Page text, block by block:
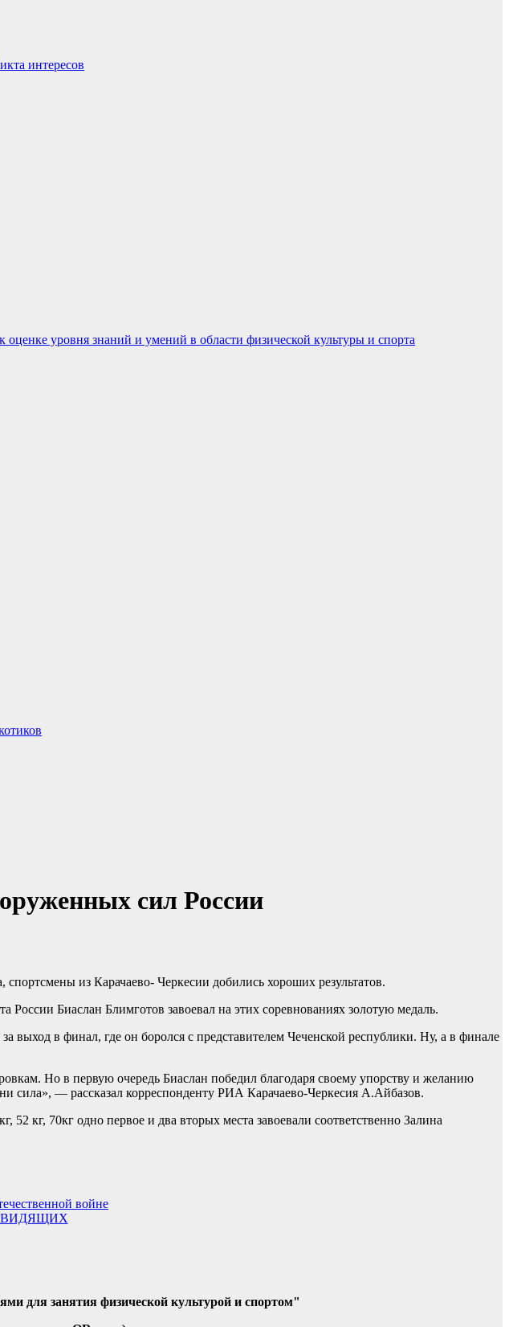
интересов
уровня знаний и умений в области физической культуры и спорта
сил России
из Карачаево- Черкесии добились хороших результатов.
Биаслан Блимготов завоевал на этих соревнованиях золотую медаль.
выход в финал, где он боролся с представителем Чеченской республики. Ну, а в финале
Но в первую очередь Биаслан победил благодаря своему упорству и желанию
сила», — рассказал корреспонденту РИА Карачаево-Черкесия А.Айбазов.
кг, 70кг одно первое и два вторых места завоевали соответственно Залина
войне
для занятия физической культурой и спортом"